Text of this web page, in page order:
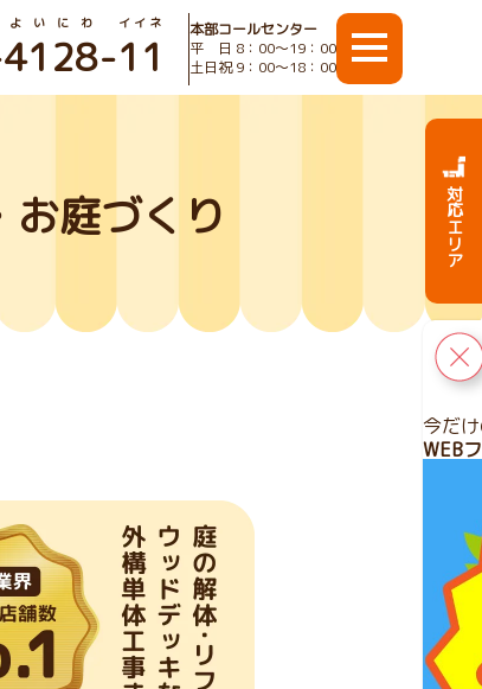
4128
よいにわ
-11
イイネ
本部コールセンター
平 日 8：00〜19：00
土日祝 9：00〜18：00
庭づくり 対応エリア
今だ
WEB